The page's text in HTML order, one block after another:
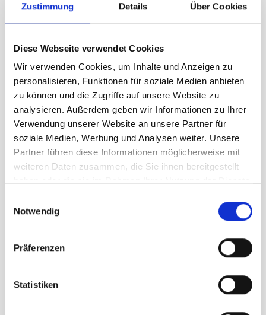
Zustimmung Details Über Cookies
Diese Webseite verwendet Cookies
Wir verwenden Cookies, um Inhalte und Anzeigen zu
personalisieren, Funktionen für soziale Medien anbieten
zu können und die Zugriffe auf unsere Website zu
analysieren. Außerdem geben wir Informationen zu Ihrer
Verwendung unserer Website an unsere Partner für
soziale Medien, Werbung und Analysen weiter. Unsere
Partner führen diese Informationen möglicherweise mit
weiteren Daten zusammen, die Sie ihnen bereitgestellt
Notwendig
Präferenzen
Statistiken
WarenkorbBügel Buche, Länge 52 cm
CHF7.00